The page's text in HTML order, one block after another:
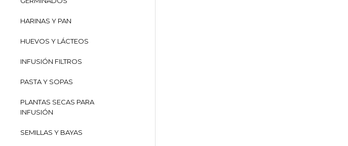
HARINAS Y PAN
HUEVOS Y LÁCTEOS
INFUSIÓN FILTROS
PASTA Y SOPAS
PLANTAS SECAS PARA
INFUSIÓN
SEMILLAS Y BAYAS